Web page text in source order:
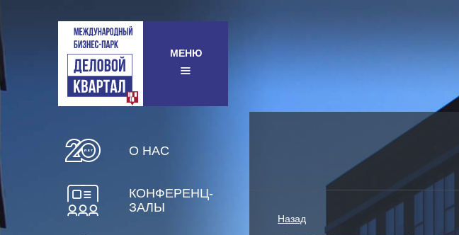
МЕНЮ
О НАС
КОНФЕРЕНЦ-
ЗАЛЫ
Назад